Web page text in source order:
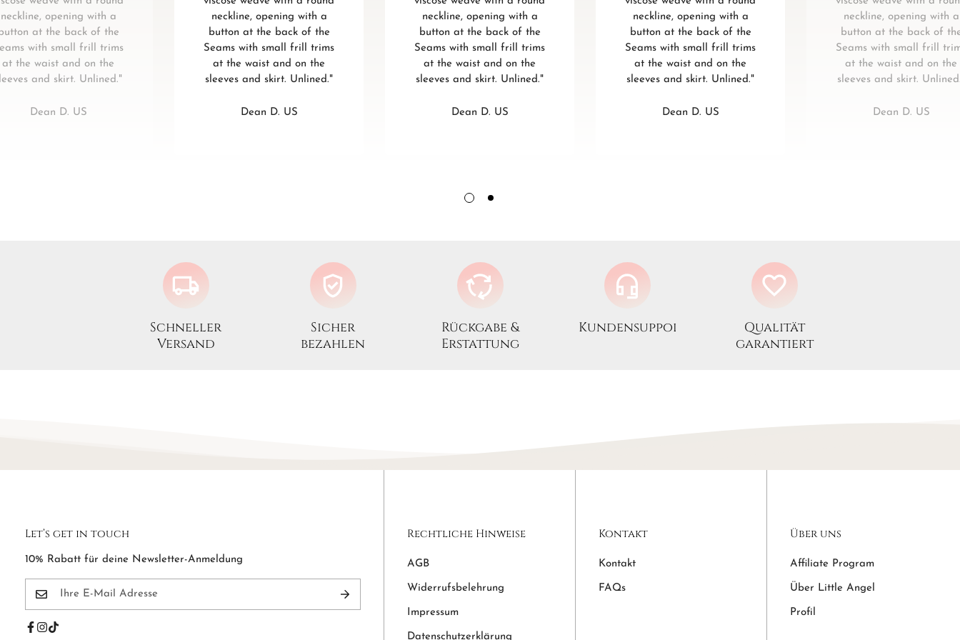
Verschönern Sie Ihre Frisur mit einem Set eleganter Haarspangenvon
Dinners.
✅ Set: 2 Anstecknadeln
✅ Material: Metall + Kunststoff
Verleihen Sie Ihrer Frisur einen subtilen Charme mit den einzigartigen
Haarspangen von Little Angel!
neckline, opening with a
at the back of the
with small frill trims
at the waist and on the
and skirt. Unlined."
Dean D. US
neckline, opening with a
button at the back of the
Seams with small frill trims
at the waist and on the
sleeves and skirt. Unlined."
Dean D. US
neckline, opening with a
button at the back of the
Seams with small frill trims
at the waist and on the
sleeves and skirt. Unlined."
Dean D. US
neckline, opening with a
button at the back of the
Seams with small frill trims
at the waist and on the
sleeves and skirt. Unlined."
Dean D. US
neckline, opening with a
button at the back of
Seams with small frill
at the waist and on the
sleeves and skirt.
Dean D. US
Schneller
Versand
Sicher
bezahlen
Rückgabe &
Erstattung
Kundensupport
Qualität
garantiert
Let’s get in touch
10% Rabatt für deine Newsletter-Anmeldung
Rechtliche Hinweise
AGB
Widerrufsbelehrung
Impressum
Datenschutzerklärung
Kontakt
Kontakt
FAQs
Über uns
Affiliate Program
Über Little Angel
Profil